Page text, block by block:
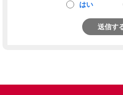
はい
送信す